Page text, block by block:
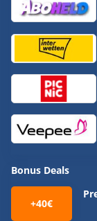
Bonus Deals
+40€